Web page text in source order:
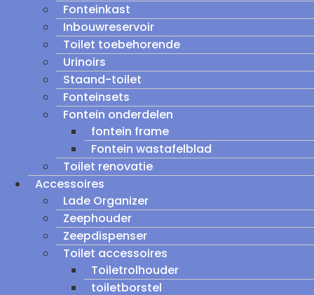
Fonteinkast
Inbouwreservoir
Toilet toebehorende
Urinoirs
Staand-toilet
Fonteinsets
Fontein onderdelen
fontein frame
Fontein wastafelblad
Toilet renovatie
Accessoires
Lade Organizer
Zeephouder
Zeepdispenser
Toilet accessoires
Toiletrolhouder
toiletborstel